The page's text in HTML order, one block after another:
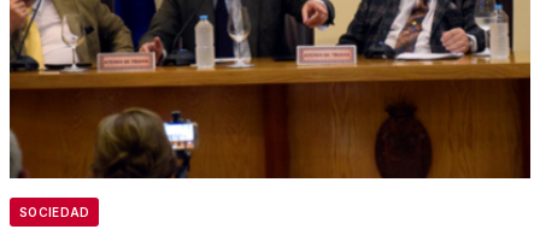
SOCIEDAD